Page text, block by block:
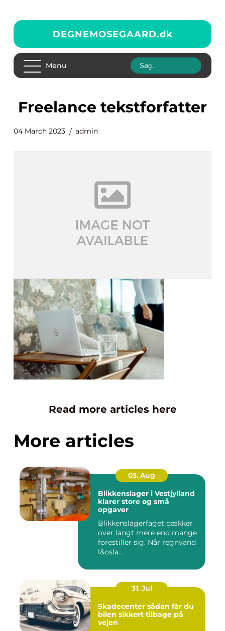
DEGNEMOSEGAARD.dk
Menu
freelance tekstforfatter
04 March 2023 admin
Read more articles here
More articles
03. Aug
Blikkenslager i Vestjylland
klarer store og små
opgaver
Blikkenslagerfaget dækker
over langt mere end mange
forestiller sig. Når regnvand
l&osla...
31. Jul
Skadecenter sådan får du
bilen sikkert tilbage på
vejen